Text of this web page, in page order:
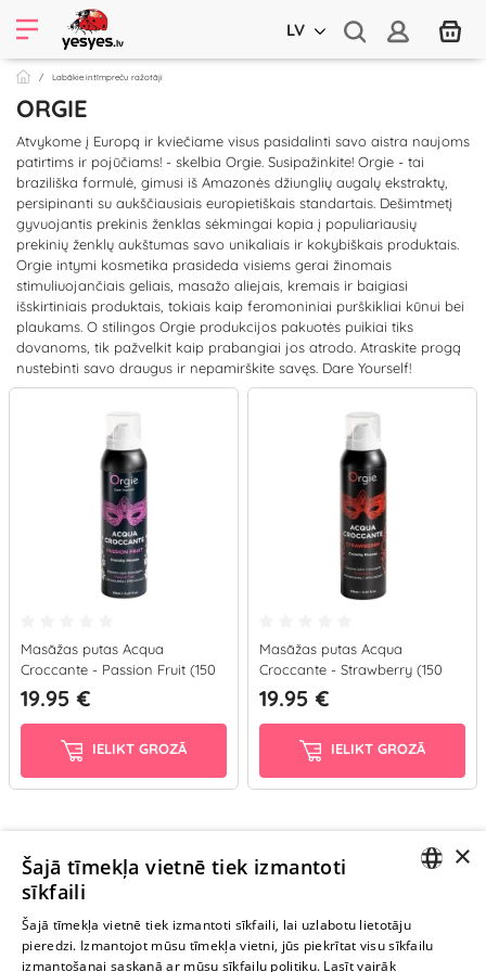
LV
Labākie intīmpreču ražotāji
ORGIE
Atvykome į Europą ir kviečiame visus pasidalinti savo aistra naujoms
patirtims ir pojūčiams! - skelbia Orgie. Susipažinkite! Orgie - tai
braziliška formulė, gimusi iš Amazonės džiunglių augalų ekstraktų,
persipinanti su aukščiausiais europietiškais standartais. Dešimtmetį
gyvuojantis prekinis ženklas sėkmingai kopia į populiariausių
prekinių ženklų aukštumas savo unikaliais ir kokybiškais produktais.
Orgie intymi kosmetika prasideda visiems gerai žinomais
stimuliuojančiais geliais, masažo aliejais, kremais ir baigiasi
išskirtiniais produktais, tokiais kaip feromoniniai purškikliai kūnui bei
plaukams. O stilingos Orgie produkcijos pakuotės puikiai tiks
dovanoms, tik pažvelkit kaip prabangiai jos atrodo. Atraskite progą
nustebinti savo draugus ir nepamirškite savęs. Dare Yourself!
Masāžas putas Acqua
Croccante - Passion Fruit (150
ml)
19.95 €
IELIKT GROZĀ
Masāžas putas Acqua
Croccante - Strawberry (150
ml)
19.95 €
IELIKT GROZĀ
Ievērībai: Yesyes.lv satur atklātu seksuālu informāciju un attēlus. Lietot
šo vietni vari tikai no 18 gadu vecuma.
TURPINIET
ROTAĻĀTIES
RUSSIAN
×
Šajā tīmekļa vietnē tiek izmantoti
sīkfaili
Šajā tīmekļa vietnē tiek izmantoti sīkfaili, lai uzlabotu lietotāju
pieredzi. Izmantojot mūsu tīmekļa vietni, jūs piekrītat visu sīkfailu
izmantošanai saskaņā ar mūsu sīkfailu politiku. Lasīt vairāk